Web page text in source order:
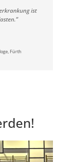
ist
Fürth